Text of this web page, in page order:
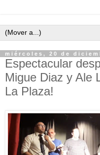
miércoles, 20 de
Espectacular
Migue Diaz y Ale
La Plaza!